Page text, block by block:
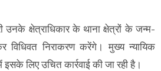
उनके क्षेत्राधिकार के थाना क्षेत्रों के जन्म-
विधिवत निराकरण करेंगे। मुख्य न्यायिक
इसके लिए उचित कार्रवाई की जा रही है।